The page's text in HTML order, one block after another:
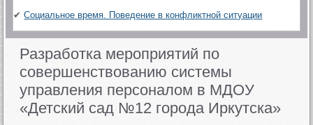
✔Социальное время. Поведение в конфликтной ситуации
Разработка мероприятий по
совершенствованию системы
управления персоналом в МДОУ
«Детский сад №12 города Иркутска»